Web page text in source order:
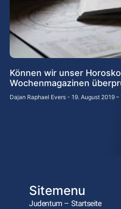
Können wir unser
Wochenmagazinen
Dajan Raphael Evers 19. August 2019 –
Sitemenu
Judentum – Startseite